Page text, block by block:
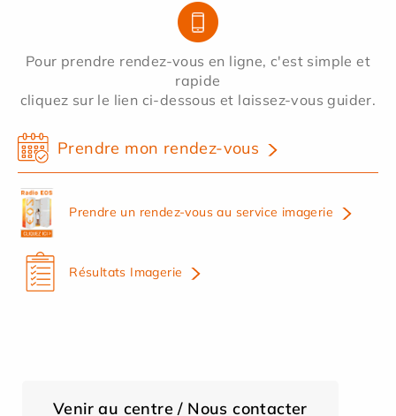
Pour prendre rendez-vous en ligne, c'est simple et
rapide
cliquez sur le lien ci-dessous et laissez-vous guider.
Prendre mon rendez-vous
Prendre un rendez-vous au service imagerie
Résultats Imagerie
Venir au centre / Nous contacter